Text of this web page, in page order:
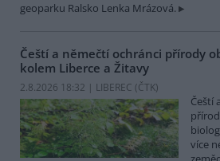
geoparku Ralsko Lenka Mrázová.
Čeští a němečtí ochránci přírody
kolem Liberce a Žitavy
2.8.2026 18:32 | LIBEREC (ČTK)
Čeští
více